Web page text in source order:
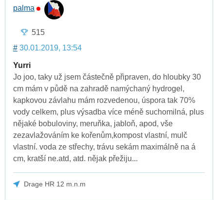
palma
515
# 30.01.2019, 13:54
Yurri
Jo joo, taky už jsem částečně připraven, do hloubky 30
cm mám v půdě na zahradě namýchaný hydrogel,
kapkovou závlahu mám rozvedenou, úspora tak 70%
vody celkem, plus výsadba více méně suchomilná, plus
nějaké bobuloviny, meruňka, jabloň, apod, vše
zezavlažováním ke kořenům,kompost vlastní, mulč
vlastní. voda ze střechy, trávu sekám maximálně na á
cm, kratší ne.atd, atd. nějak přežiju...
Drage HR 12 m.n.m